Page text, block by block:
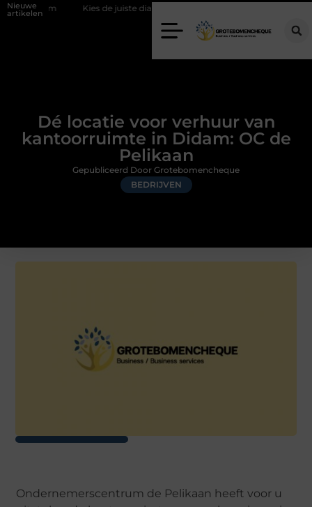
Nieuwe
artikelen
Kies de juiste diamantboor voor uw project
Dé locatie voor verhuur van
kantoorruimte in Didam: OC de
Pelikaan
BEDRIJVEN
Gepubliceerd Door Grotebomencheque
Ondernemerscentrum de Pelikaan heeft voor u